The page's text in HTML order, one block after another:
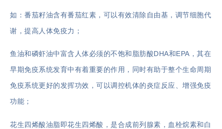
如：番茄籽油含有番茄红素，可以有效清除自由基，调节细胞代
谢，提高人体免疫力；
鱼油和磷虾油中富含人体必须的不饱和脂肪酸DHA和EPA，其在
早期免疫系统发育中有着重要的作用，同时有助于整个生命周期
免疫系统更好的发挥功效，可以调控机体的炎症反应、增强免疫
功能；
花生四烯酸油脂即花生四烯酸，是合成前列腺素，血栓烷素和白